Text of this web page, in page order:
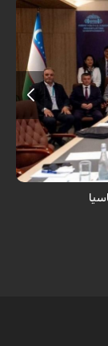
اجتماع اللجنة
عشية انطلاق